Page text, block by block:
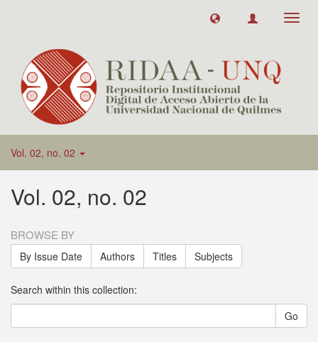
Vol. 02, no. 02
Vol. 02, no. 02
BROWSE BY
By Issue Date Authors Titles Subjects
Search within this collection:
Go